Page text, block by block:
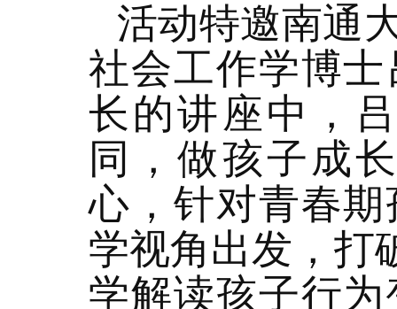
活动特邀南通
社会工作学博
长的讲座中，
同，做孩子成
心，针对青春
学视角出发，打
学解读孩子行